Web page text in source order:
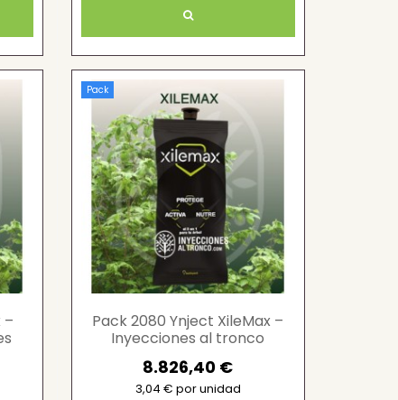
–
Pack
Pack 2080 Ynject XileMax –
Inyecciones al tronco
profesionales
8.826,40 €
3,04 € por unidad